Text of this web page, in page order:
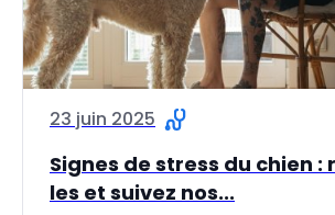
23 juin 2025
Signes de stress du chien :
les et suivez nos...